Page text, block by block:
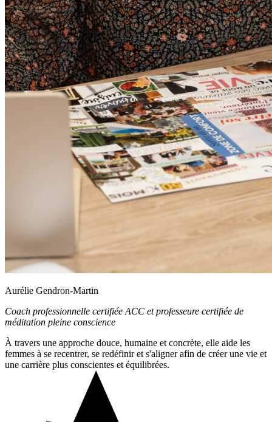
Aurélie Gendron-Martin
Coach professionnelle certifiée ACC et professeure certifiée de
méditation pleine conscience
À travers une approche douce, humaine et concrète, elle aide les
femmes à se recentrer, se redéfinir et s'aligner afin de créer une vie et
une carrière plus conscientes et équilibrées.